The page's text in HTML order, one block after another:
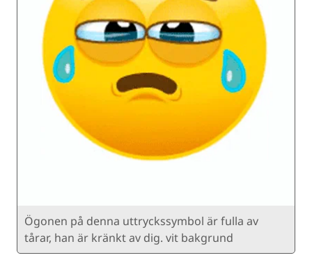
Ögonen på denna uttryckssymbol är fulla av
tårar, han är kränkt av dig. vit bakgrund